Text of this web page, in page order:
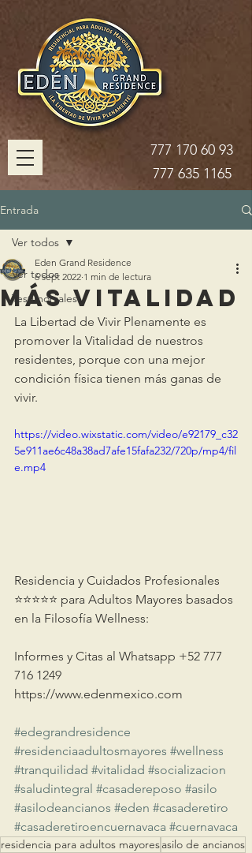
777 170 60 93
777 635 1165
Entrada
Ver todos
Testimoniales
Ver todos
Más Vitalidad
Eden Grand Residence
6 sept 2022 1 min de lectura
La Libertad de Vivir Plenamente es
promover la Vitalidad de nuestros
residentes, porque con una mejor
condición física tienen más ganas de
vivir.
https://video.wixstatic.com/video/e92179_c32
5e911ae6c48a38ad7afe15fafa232/720p/mp4/fil
e.mp4
Residencia y Cuidados Profesionales
⭐️⭐️⭐️⭐️⭐️ para Adultos Mayores basados
en la Filosofía Wellness:
Informes y Citas al Whatsapp +52 777
716 1249
https://www.edenmexico.com
#edegrandresidence
#residenciaadultosmayores #wellness
#tranquilidad #vitalidad #socializacion
#saludintegral #casadereposo #asilo
#asilodeancianos #eden #casaderetiro
#casaderetiroencuernavaca #cuernavaca
residencia para adultos mayoresasilo de ancianos